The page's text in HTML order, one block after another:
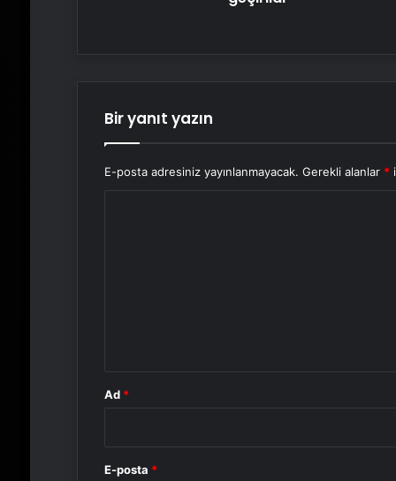
Bir yanıt yazın
E-posta adresiniz yayınlanmayacak. Gerekli alanlar *
Ad *
E-posta *